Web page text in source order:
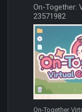
On-Together:
23571982
On-Together